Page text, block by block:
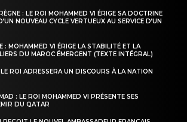
: LE ROI MOHAMMED VI ÉRIGE SA DOCTRINE
NOUVEAU CYCLE VERTUEUX AU SERVICE D’UN
: MOHAMMED VI ÉRIGE LA STABILITÉ ET LA
DU MAROC ÉMERGENT (TEXTE INTÉGRAL)
ROI ADRESSERA UN DISCOURS À LA NATION
: LE ROI MOHAMMED VI PRÉSENTE SES
DU QATAR